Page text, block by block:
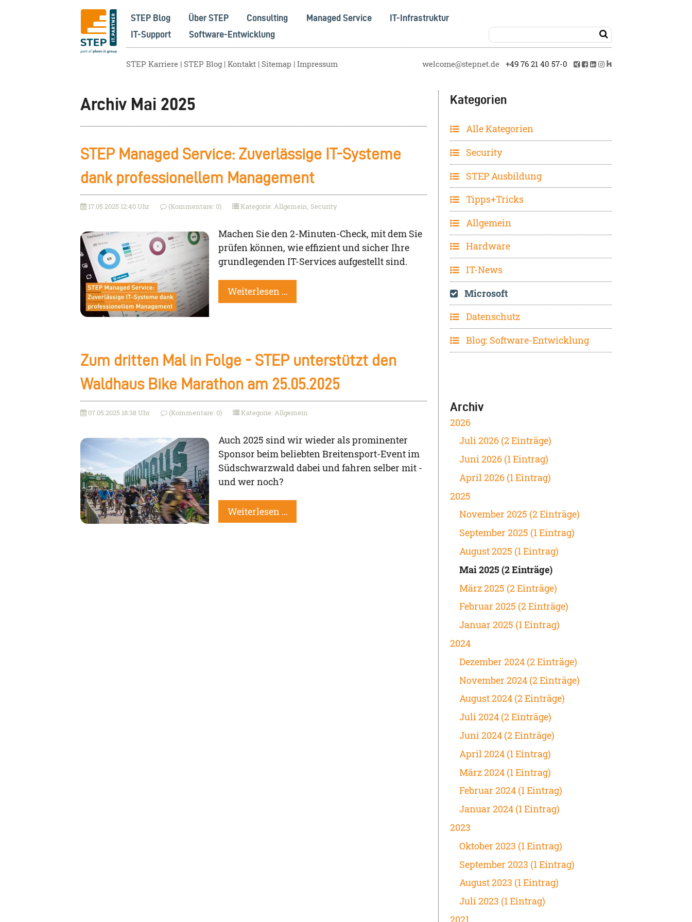
STEP Blog Über STEP Consulting Managed Service
IT-Infrastruktur
IT-Support
Software-Entwicklung 
STEP Karriere STEP Blog Kontakt Sitemap Impressum welcome@stepnet.de +49 76 21 40 57-0
Archiv Mai 2025
STEP Managed Service: Zuverlässige IT-Systeme
dank professionellem Management
17.05.2025 12:40 Uhr (Kommentare: 0) Kategorie: Allgemein, Security
Machen Sie den 2-Minuten-Check, mit dem Sie
prüfen können, wie effizient und sicher Ihre
grundlegenden IT-Services aufgestellt sind.
Weiterlesen …
Zum dritten Mal in Folge - STEP unterstützt den
Waldhaus Bike Marathon am 25.05.2025
07.05.2025 18:38 Uhr (Kommentare: 0) Kategorie: Allgemein
Auch 2025 sind wir wieder als prominenter
Sponsor beim beliebten Breitensport-Event im
Südschwarzwald dabei und fahren selber mit -
und wer noch?
Weiterlesen …
Kategorien
Alle Kategorien
Security
STEP Ausbildung
Tipps+Tricks
Allgemein
Hardware
IT-News
Microsoft
Datenschutz
Blog: Software-Entwicklung
Archiv
2026
Juli 2026 (2 Einträge)
Juni 2026 (1 Eintrag)
April 2026 (1 Eintrag)
2025
November 2025 (2 Einträge)
September 2025 (1 Eintrag)
August 2025 (1 Eintrag)
Mai 2025 (2 Einträge)
März 2025 (2 Einträge)
Februar 2025 (2 Einträge)
Januar 2025 (1 Eintrag)
2024
Dezember 2024 (2 Einträge)
November 2024 (2 Einträge)
August 2024 (2 Einträge)
Juli 2024 (2 Einträge)
Juni 2024 (2 Einträge)
April 2024 (1 Eintrag)
März 2024 (1 Eintrag)
Februar 2024 (1 Eintrag)
Januar 2024 (1 Eintrag)
2023
Oktober 2023 (1 Eintrag)
September 2023 (1 Eintrag)
August 2023 (1 Eintrag)
Juli 2023 (1 Eintrag)